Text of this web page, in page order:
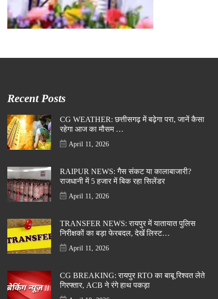
Recent Posts
CG WEATHER: छत्तीसगढ़ में बढ़ेगा परा, जानें कैसा
रहेगा आज का मौसम …
April 11, 2026
RAIPUR NEWS: गैस संकट या कालाबाजारी?
राजधानी में 5 हजार में बिक रहा सिलेंडर
April 11, 2026
TRANSFER NEWS: रायपुर में यातायात पुलिस
निरीक्षकों का बड़ा फेरबदल, देखें लिस्ट…
April 11, 2026
CG BREAKING: रायपुर RTO का बाबू रिश्वत लेते
गिरफ्तार, ACB ने रंगे हाथ पकड़ा